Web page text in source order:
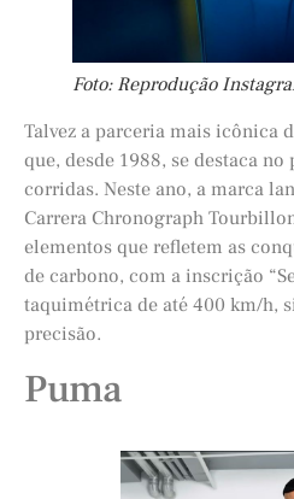
Foto: Reprodução
Talvez a parceria mais icônica
que, desde 1988, se destaca
corridas. Neste ano, a marca
Carrera Chronograph
elementos que refletem as
de carbono, com a inscrição
taquimétrica de até 400 km/h,
precisão.
Puma